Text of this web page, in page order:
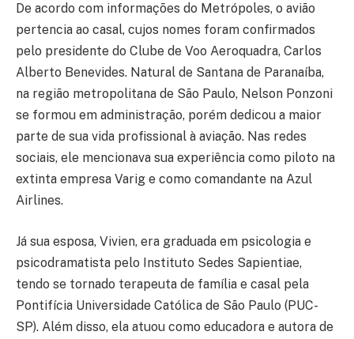
De acordo com informações do Metrópoles, o avião
pertencia ao casal, cujos nomes foram confirmados
pelo presidente do Clube de Voo Aeroquadra, Carlos
Alberto Benevides. Natural de Santana de Paranaíba,
na região metropolitana de São Paulo, Nelson Ponzoni
se formou em administração, porém dedicou a maior
parte de sua vida profissional à aviação. Nas redes
sociais, ele mencionava sua experiência como piloto na
extinta empresa Varig e como comandante na Azul
Airlines.
Já sua esposa, Vivien, era graduada em psicologia e
psicodramatista pelo Instituto Sedes Sapientiae,
tendo se tornado terapeuta de família e casal pela
Pontifícia Universidade Católica de São Paulo (PUC-
SP). Além disso, ela atuou como educadora e autora de